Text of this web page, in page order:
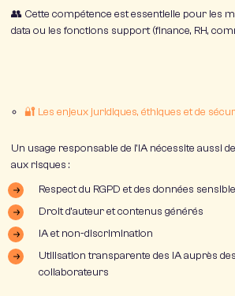
👥 Cette compétence est essentielle pour les
data ou les fonctions support (finance, RH,
🔐 Les enjeux juridiques, éthiques et de
Un usage responsable de l’IA nécessite aussi de
aux risques :
Respect du RGPD et des données
Droit d’auteur et contenus générés
IA et non-discrimination
Utilisation transparente des IA auprès
collaborateurs